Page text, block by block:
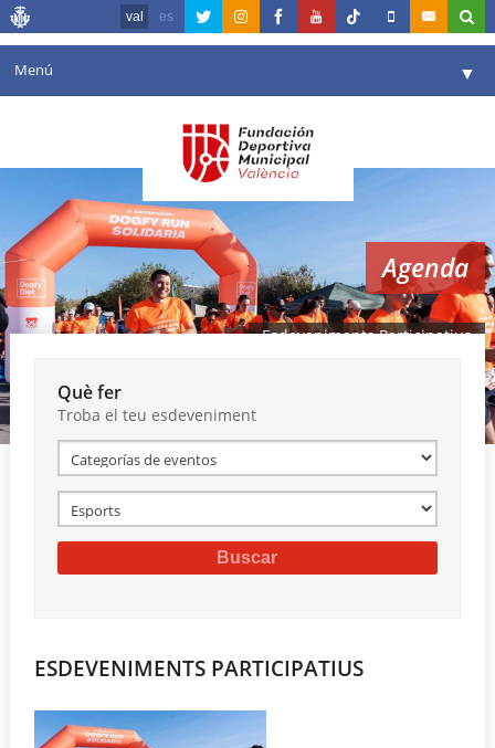
val es
Menú ▼
Agenda
Instal·lacions
Comunicació ▼
València en esport ▼
Reserves
Agenda
Esdeveniments Participatius
Què fer
Troba el teu esdeveniment
ESDEVENIMENTS PARTICIPATIUS